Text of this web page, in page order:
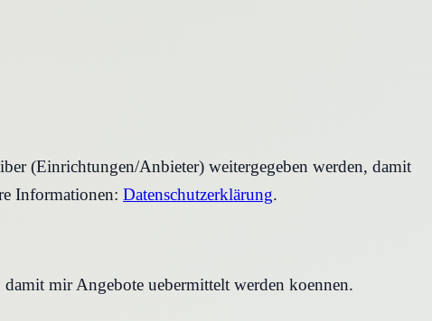
(Einrichtungen/Anbieter) weitergegeben werden, damit
Informationen: Datenschutzerklärung.
mir Angebote uebermittelt werden koennen.